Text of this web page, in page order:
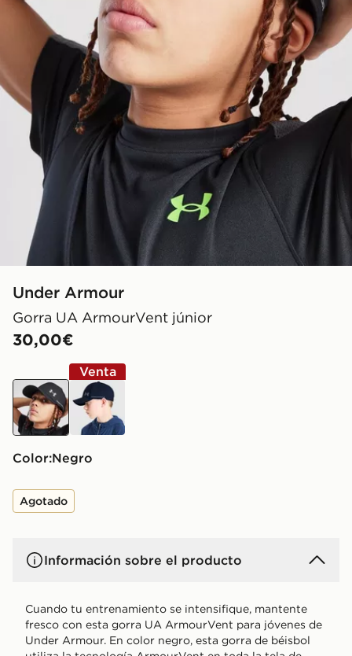
Under Armour
Gorra UA ArmourVent júnior
30,00€
negro
Venta
azul
Color: negro
Agotado
Información sobre el producto
Cuando tu entrenamiento se intensifique, mantente
fresco con esta gorra UA ArmourVent para jóvenes de
Under Armour. En color negro, esta gorra de béisbol